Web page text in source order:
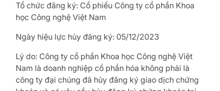
Tổ chức đăng ký: Cổ phiếu Công ty cổ phần Khoa
học Công nghệ Việt Nam
Ngày hiệu lực hủy đăng ký: 05/12/2023
Lý do: Công ty cổ phần Khoa học Công nghệ Việt
Nam là doanh nghiệp cổ phần hóa không phải là
công ty đại chúng đã hủy đăng ký giao dịch chứng